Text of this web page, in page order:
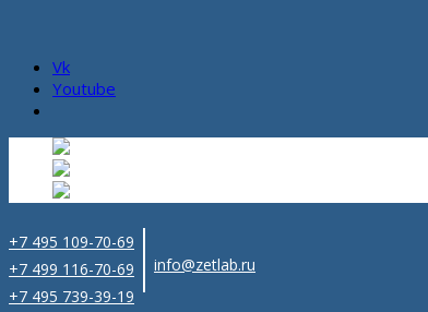
Vk
Youtube
+7 495 109-70-69
+7 499 116-70-69
+7 495 739-39-19
info@zetlab.ru